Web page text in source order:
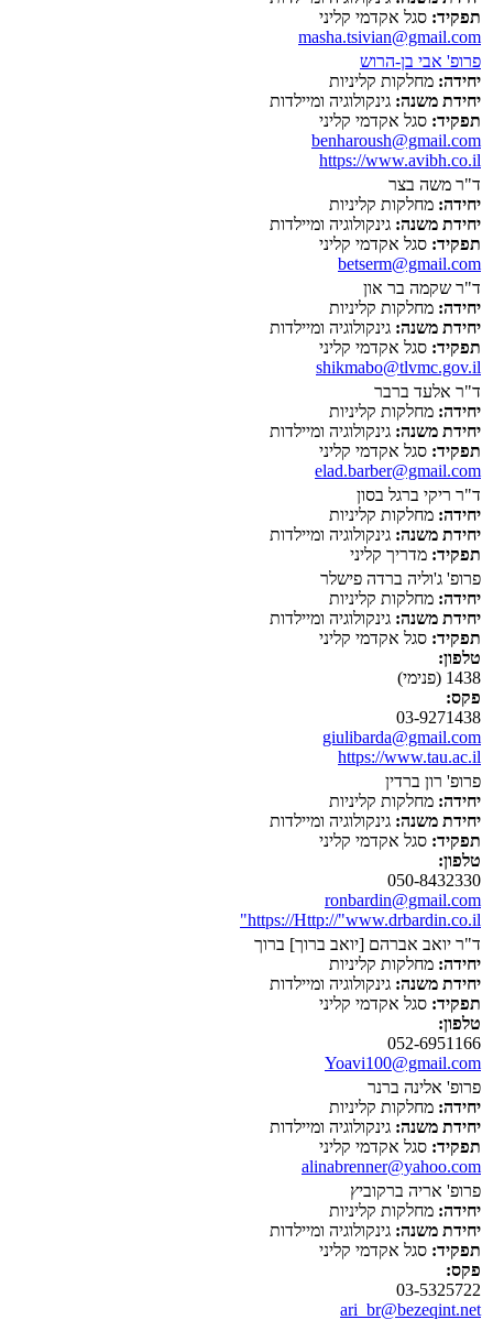
תפקיד: סגל אקדמי קליני
masha.tsivian@gmail.com
פרופ' אבי בן-הרוש
יחידה: מחלקות קליניות
יחידת משנה: גינקולוגיה ומיילדות
תפקיד: סגל אקדמי קליני
benharoush@gmail.com
https://www.avibh.co.il
ד"ר משה בצר
יחידה: מחלקות קליניות
יחידת משנה: גינקולוגיה ומיילדות
תפקיד: סגל אקדמי קליני
betserm@gmail.com
ד"ר שקמה בר און
יחידה: מחלקות קליניות
יחידת משנה: גינקולוגיה ומיילדות
תפקיד: סגל אקדמי קליני
shikmabo@tlvmc.gov.il
ד"ר אלעד ברבר
יחידה: מחלקות קליניות
יחידת משנה: גינקולוגיה ומיילדות
תפקיד: סגל אקדמי קליני
elad.barber@gmail.com
ד"ר ריקי ברגל בסון
יחידה: מחלקות קליניות
יחידת משנה: גינקולוגיה ומיילדות
תפקיד: מדריך קליני
פרופ' ג'וליה ברדה פישלר
יחידה: מחלקות קליניות
יחידת משנה: גינקולוגיה ומיילדות
תפקיד: סגל אקדמי קליני
טלפון:
1438 (פנימי)
פקס:
03-9271438
giulibarda@gmail.com
https://www.tau.ac.il
פרופ' רון ברדין
יחידה: מחלקות קליניות
יחידת משנה: גינקולוגיה ומיילדות
תפקיד: סגל אקדמי קליני
טלפון:
050-8432330
ronbardin@gmail.com
https://Http://"www.drbardin.co.il"
ד"ר יואב אברהם [יואב ברוך] ברוך
יחידה: מחלקות קליניות
יחידת משנה: גינקולוגיה ומיילדות
תפקיד: סגל אקדמי קליני
טלפון:
052-6951166
Yoavi100@gmail.com
פרופ' אלינה ברנר
יחידה: מחלקות קליניות
יחידת משנה: גינקולוגיה ומיילדות
תפקיד: סגל אקדמי קליני
alinabrenner@yahoo.com
פרופ' אריה ברקוביץ
יחידה: מחלקות קליניות
יחידת משנה: גינקולוגיה ומיילדות
תפקיד: סגל אקדמי קליני
פקס:
03-5325722
ari_br@bezeqint.net